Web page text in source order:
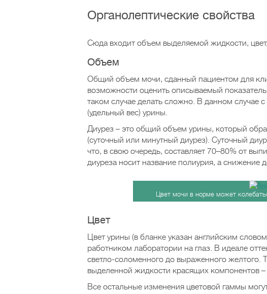
Органолептические свойства
Сюда входит объем выделяемой жидкости,
Объем
Общий объем мочи, сданный пациентом для
возможности оценить описываемый
таком случае делать сложно. В данном случае
(удельный вес) урины.
Диурез – это общий объем урины, который
(суточный или минутный диурез). Суточный
что, в свою очередь, составляет 70–80% от
диуреза носит название полиурия, а снижение
Цвет мочи в норме может
Цвет
Цвет урины (в бланке указан английским
работником лаборатории на глаз. В идеале
светло-соломенного до выраженного желтого.
выделенной жидкости красящих компонентов
Все остальные изменения цветовой гаммы